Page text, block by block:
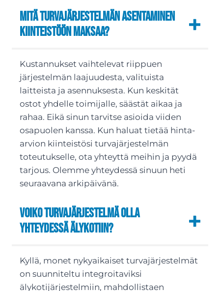
Mitä turvajärjestelmän asentaminen
kiinteistöön maksaa?
Kustannukset vaihtelevat riippuen
järjestelmän laajuudesta, valituista
laitteista ja asennuksesta. Kun keskität
ostot yhdelle toimijalle, säästät aikaa ja
rahaa. Eikä sinun tarvitse asioida viiden
osapuolen kanssa. Kun haluat tietää hinta-
arvion kiinteistösi turvajärjestelmän
toteutukselle, ota yhteyttä meihin ja pyydä
tarjous. Olemme yhteydessä sinuun heti
seuraavana arkipäivänä.
Voiko turvajärjestelmä olla
yhteydessä älykotiin?
Kyllä, monet nykyaikaiset turvajärjestelmät
on suunniteltu integroitaviksi
älykotijärjestelmiin, mahdollistaen